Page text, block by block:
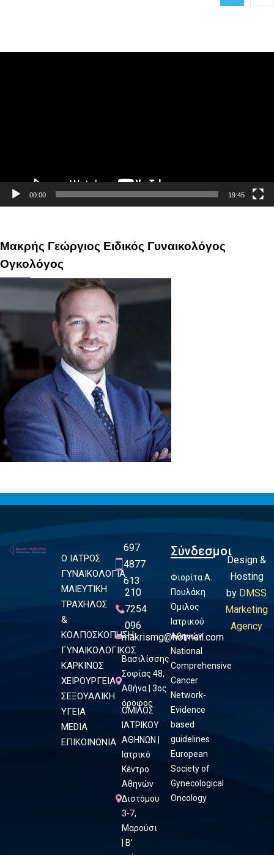
Πρόγραμμα
00:00 19:45
Μακρής Γεώργιος Ειδικός Γυναικολόγος
Ογκολόγος
Ο ΙΑΤΡΟΣ
ΓΥΝΑΙΚΟΛΟΓΙΑ
ΜΑΙΕΥΤΙΚΗ
ΤΡΑΧΗΛΟΣ
&
ΚΟΛΠΟΣΚΟΠΗΣΗ
ΓΥΝΑΙΚΟΛΟΓΙΚΟΣ
ΚΑΡΚΙΝΟΣ
ΧΕΙΡΟΥΡΓΕΙΑ
ΣΕΞΟΥΑΛΙΚΗ
ΥΓΕΙΑ
MEDIA
ΕΠΙΚΟΙΝΩΝΙΑ
697
4877
613
210
7254
096
makrismg@hotmail.com
Βασιλίσσης
Σοφίας 48,
Αθήνα | 3ος
όροφος
ΟΜΙΛΟΣ
ΙΑΤΡΙΚΟΥ
ΑΘΗΝΩΝ |
Ιατρικό
Κέντρο
Αθηνών
Διστόμου
3-7,
Μαρούσι
| Β’
Σύνδεσμοι
Φιορίτα Α.
Πουλάκη
Όμιλος
Ιατρικού
Αθηνών
National
Comprehensive
Cancer
Network-
Evidence
based
guidelines
European
Society of
Gynecological
Oncology
Design &
Hosting
by DMSS
Marketing
Agency